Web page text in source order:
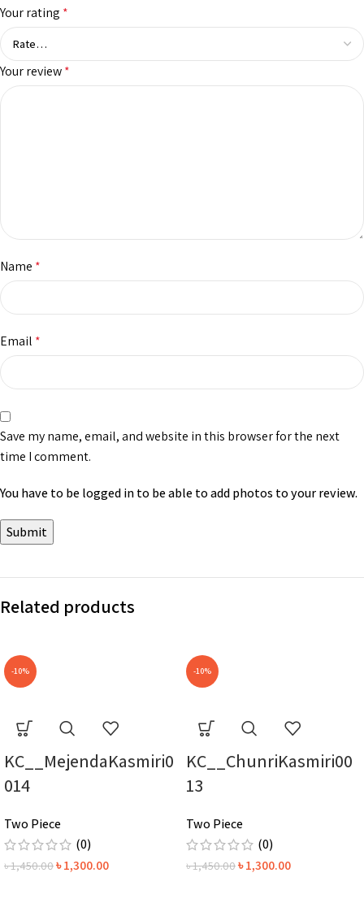
Your rating *
Your review*
Name *
Email *
Save my name, email, and website in this browser for the next
time I comment.
You have to be logged in to be able to add photos to your review.
Related products
-10%
KC__MejendaKasmiri0
014
Two Piece
(0)
৳1,450.00৳1,300.00
-10%
KC__ChunriKasmiri00
13
Two Piece
(0)
৳1,450.00৳1,300.00